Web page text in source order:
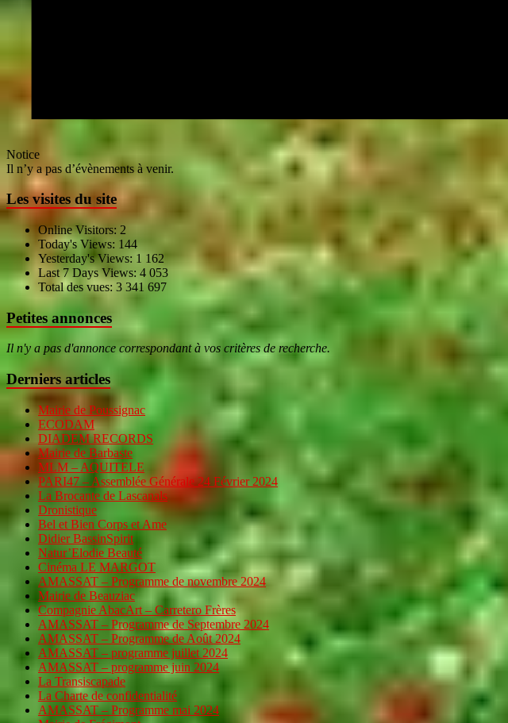
Notice
Il n’y a pas d’évènements à venir.
Les visites du site
Online Visitors: 2
Today's Views: 144
Yesterday's Views: 1 162
Last 7 Days Views: 4 053
Total des vues: 3 341 697
Petites annonces
Il n'y a pas d'annonce correspondant à vos critères de recherche.
Derniers articles
Mairie de Poussignac
ECODAM
DIADEM RECORDS
Mairie de Barbaste
MLM – AQUITELE
PARI47 – Assemblée Générale 24 Février 2024
La Brocante de Lascanals
Dronistique
Bel et Bien Corps et Ame
Didier BassinSpirit
Natur’Elodie Beauté
Cinéma LE MARGOT
AMASSAT – Programme de novembre 2024
Mairie de Beauziac
Compagnie AbacArt – Carretero Frères
AMASSAT – Programme de Septembre 2024
AMASSAT – Programme de Août 2024
AMASSAT – programme juillet 2024
AMASSAT – programme juin 2024
La Transiscapade
La Charte de confidentialité
AMASSAT – Programme mai 2024